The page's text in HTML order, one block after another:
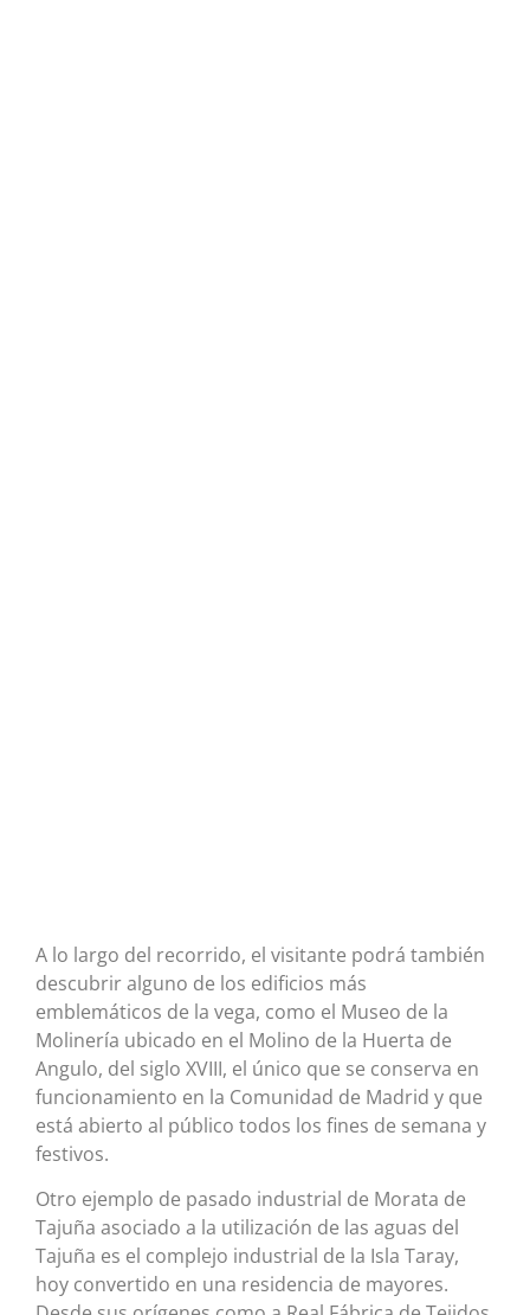
A lo largo del recorrido, el visitante podrá también
descubrir alguno de los edificios más
emblemáticos de la vega, como el Museo de la
Molinería ubicado en el Molino de la Huerta de
Angulo, del siglo XVIII, el único que se conserva en
funcionamiento en la Comunidad de Madrid y que
está abierto al público todos los fines de semana y
festivos.
Otro ejemplo de pasado industrial de Morata de
Tajuña asociado a la utilización de las aguas del
Tajuña es el complejo industrial de la Isla Taray,
hoy convertido en una residencia de mayores.